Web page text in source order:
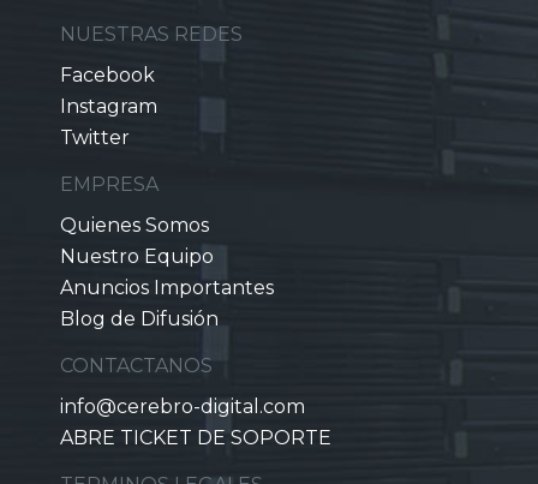
NUESTRAS REDES
Facebook
Instagram
Twitter
EMPRESA
Quienes Somos
Nuestro Equipo
Anuncios Importantes
Blog de Difusión
CONTACTANOS
info@cerebro-digital.com
ABRE TICKET DE SOPORTE